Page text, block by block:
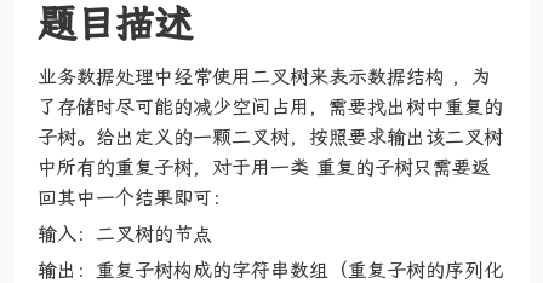
题目描述
业务数据处理中经常使用二叉树来表示数据结构 ，为
了存储时尽可能的减少空间占用，需要找出树中重复的
子树。给出定义的一颗二叉树，按照要求输出该二叉树
中所有的重复子树，对于用一类 重复的子树只需要返
回其中一个结果即可：
输入：二叉树的节点
输出：重复子树构成的字符串数组（重复子树的序列化